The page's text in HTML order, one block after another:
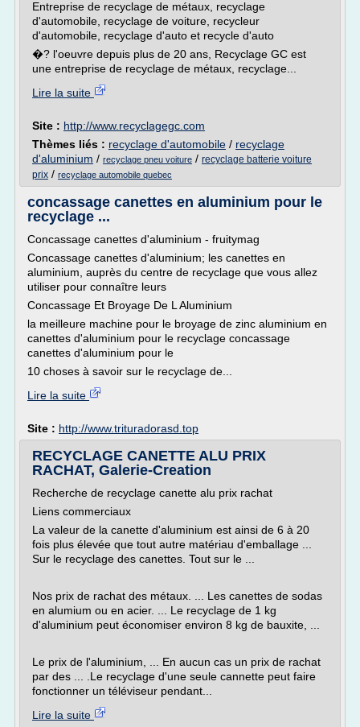
Entreprise de recyclage de métaux, recyclage
d'automobile, recyclage de voiture, recycleur
d'automobile, recyclage d'auto et recycle d'auto
�? l'oeuvre depuis plus de 20 ans, Recyclage GC est
une entreprise de recyclage de métaux, recyclage...
Lire la suite
Site : http://www.recyclagegc.com
Thèmes liés : recyclage d'automobile / recyclage
d'aluminium / recyclage pneu voiture / recyclage batterie voiture
prix / recyclage automobile quebec
concassage canettes en aluminium pour le
recyclage ...
Concassage canettes d'aluminium - fruitymag
Concassage canettes d'aluminium; les canettes en
aluminium, auprès du centre de recyclage que vous allez
utiliser pour connaître leurs
Concassage Et Broyage De L Aluminium
la meilleure machine pour le broyage de zinc aluminium en
canettes d'aluminium pour le recyclage concassage
canettes d'aluminium pour le
10 choses à savoir sur le recyclage de...
Lire la suite
Site : http://www.trituradorasd.top
RECYCLAGE CANETTE ALU PRIX
RACHAT, Galerie-Creation
Recherche de recyclage canette alu prix rachat
Liens commerciaux
La valeur de la canette d'aluminium est ainsi de 6 à 20
fois plus élevée que tout autre matériau d'emballage ...
Sur le recyclage des canettes. Tout sur le ...
Nos prix de rachat des métaux. ... Les canettes de sodas
en alumium ou en acier. ... Le recyclage de 1 kg
d'aluminium peut économiser environ 8 kg de bauxite, ...
Le prix de l'aluminium, ... En aucun cas un prix de rachat
par des ... .Le recyclage d'une seule cannette peut faire
fonctionner un téléviseur pendant...
Lire la suite